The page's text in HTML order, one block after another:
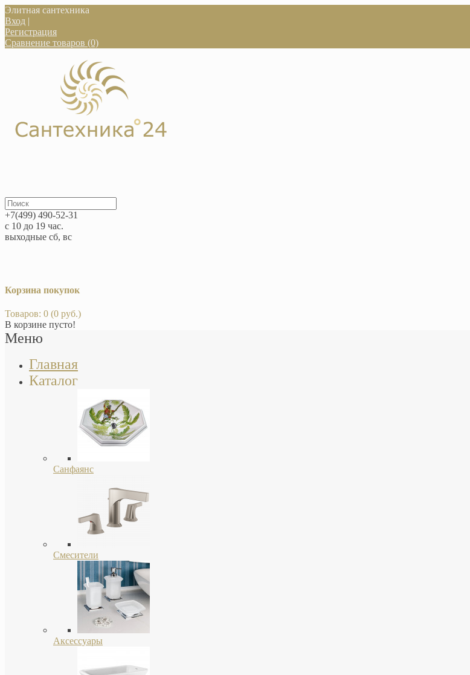
Элитная сантехника
Вход |
Регистрация
Сравнение товаров (0)
+7(499) 490-52-31
с 10 до 19 час.
выходные сб, вс
Корзина покупок
Товаров: 0 (0 руб.)
В корзине пусто!
Меню
Главная
Каталог
Санфаянс
Смесители
Аксессуары